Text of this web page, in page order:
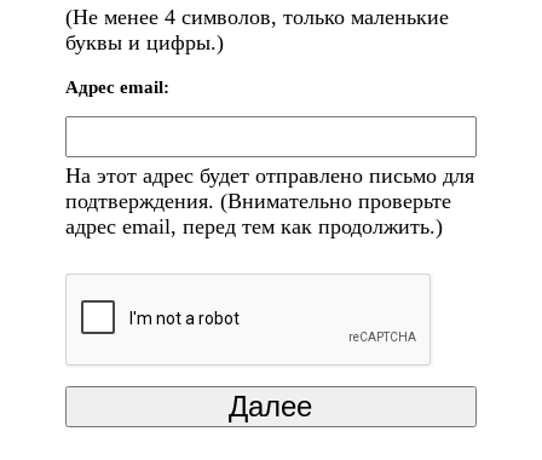
(Не менее 4 символов, только маленькие
буквы и цифры.)
Адрес email:
На этот адрес будет отправлено письмо для
подтверждения. (Внимательно проверьте
адрес email, перед тем как продолжить.)